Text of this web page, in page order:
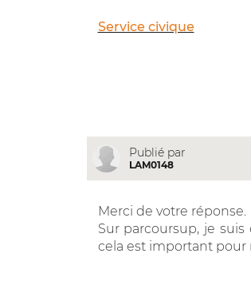
Service civique
Publié par
LAM0148
Merci de votre réponse.
Sur parcoursup, je
cela est important pour